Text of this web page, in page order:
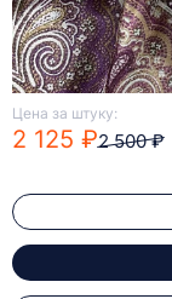
Цена за штуку:
2 125 ₽2 500 ₽